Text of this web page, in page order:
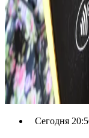
Сегодня